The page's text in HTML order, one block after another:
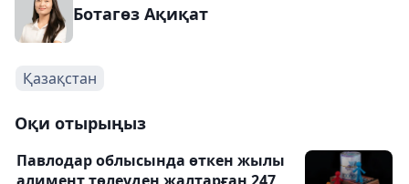
Ботагөз Ақиқат
Қазақстан
Оқи отырыңыз
Павлодар облысында өткен жылы